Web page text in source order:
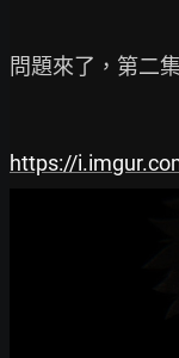
問題來了，第二
https://